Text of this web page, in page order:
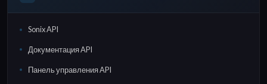
Sonix API
Документация API
Панель управления API